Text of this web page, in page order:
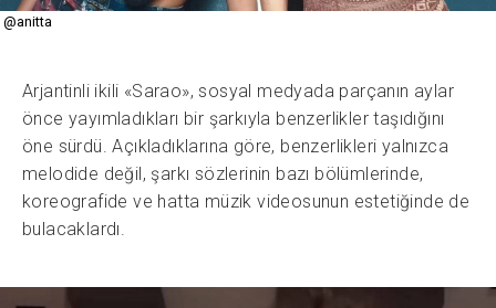
@anitta
Arjantinli ikili «Sarao», sosyal medyada parçanın aylar
önce yayımladıkları bir şarkıyla benzerlikler taşıdığını
öne sürdü. Açıkladıklarına göre, benzerlikleri yalnızca
melodide değil, şarkı sözlerinin bazı bölümlerinde,
koreografide ve hatta müzik videosunun estetiğinde de
bulacaklardı.